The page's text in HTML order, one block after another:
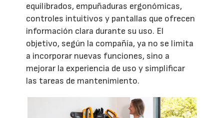
equilibrados, empuñaduras ergonómicas,
controles intuitivos y pantallas que ofrecen
información clara durante su uso. El
objetivo, según la compañía, ya no se limita
a incorporar nuevas funciones, sino a
mejorar la experiencia de uso y simplificar
las tareas de mantenimiento.